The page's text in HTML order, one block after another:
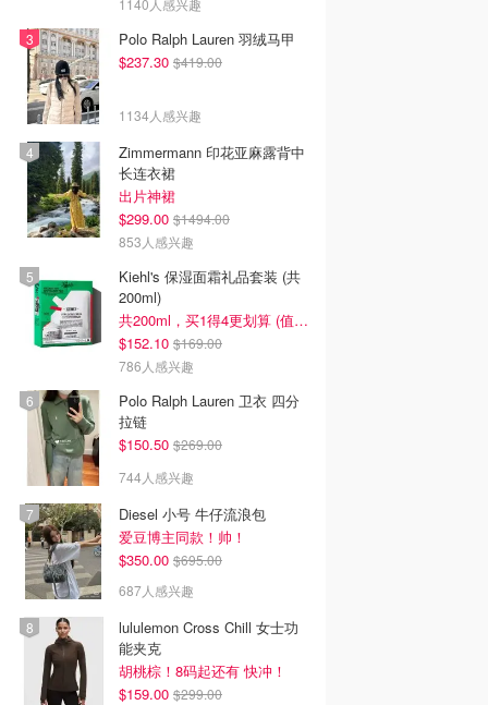
1140人感兴趣
Polo Ralph Lauren 羽绒马甲
$237.30 $419.00
1134人感兴趣
Zimmermann 印花亚麻露背中
长连衣裙
出片神裙
$299.00 $1494.00
853人感兴趣
Kiehl's 保湿面霜礼品套装 (共
200ml)
共200ml，买1得4更划算 (值$296)
$152.10 $169.00
786人感兴趣
Polo Ralph Lauren 卫衣 四分
拉链
$150.50 $269.00
744人感兴趣
Diesel 小号 牛仔流浪包
爱豆博主同款！帅！
$350.00 $695.00
687人感兴趣
lululemon Cross Chill 女士功
能夹克
胡桃棕！8码起还有 快冲！
$159.00 $299.00